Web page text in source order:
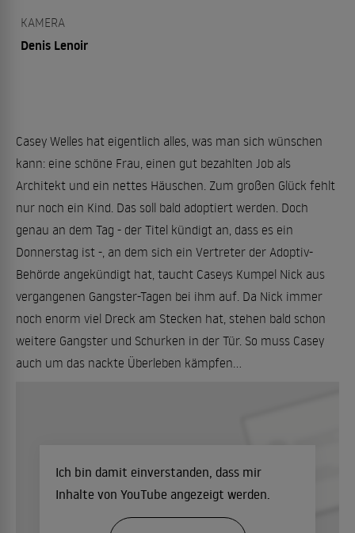
KAMERA
Denis Lenoir
Casey Welles hat eigentlich alles, was man sich wünschen
kann: eine schöne Frau, einen gut bezahlten Job als
Architekt und ein nettes Häuschen. Zum großen Glück fehlt
nur noch ein Kind. Das soll bald adoptiert werden. Doch
genau an dem Tag - der Titel kündigt an, dass es ein
Donnerstag ist -, an dem sich ein Vertreter der Adoptiv-
Behörde angekündigt hat, taucht Caseys Kumpel Nick aus
vergangenen Gangster-Tagen bei ihm auf. Da Nick immer
noch enorm viel Dreck am Stecken hat, stehen bald schon
weitere Gangster und Schurken in der Tür. So muss Casey
auch um das nackte Überleben kämpfen...
Ich bin damit einverstanden, dass mir
Inhalte von YouTube angezeigt werden.